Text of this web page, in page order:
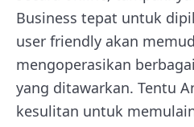
Business tepat untuk
user friendly akan
mengoperasikan
yang ditawarkan. Tentu
kesulitan untuk